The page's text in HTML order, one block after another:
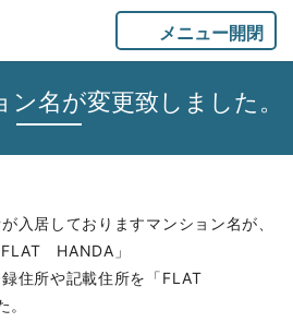
メニュー開閉
名が変更致しました。
入居しておりますマンション名が、
HANDA」
住所や記載住所を「FLAT